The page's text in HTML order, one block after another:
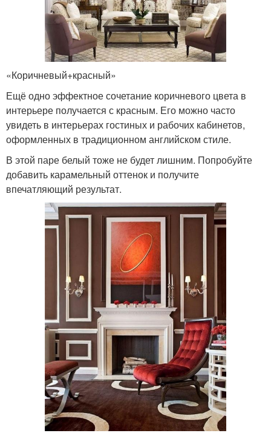
«Коричневый+красный»
Ещё одно эффектное сочетание коричневого цвета в
интерьере получается с красным. Его можно часто
увидеть в интерьерах гостиных и рабочих кабинетов,
оформленных в традиционном английском стиле.
В этой паре белый тоже не будет лишним. Попробуйте
добавить карамельный оттенок и получите
впечатляющий результат.